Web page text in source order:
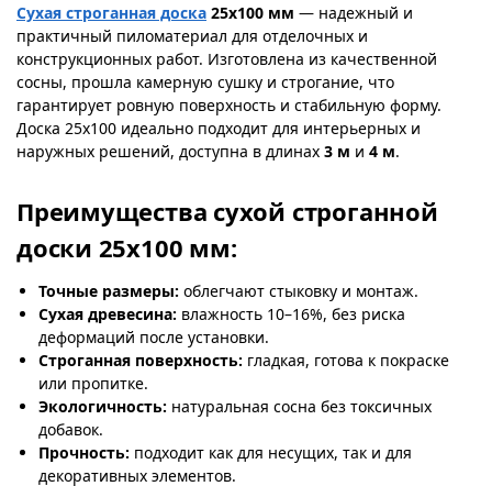
Сухая строганная доска 25х100 мм — надежный и
практичный пиломатериал для отделочных и
конструкционных работ. Изготовлена из качественной
сосны, прошла камерную сушку и строгание, что
гарантирует ровную поверхность и стабильную форму.
Доска 25х100 идеально подходит для интерьерных и
наружных решений, доступна в длинах 3 м и 4 м.
Преимущества сухой строганной
доски 25х100 мм:
Точные размеры: облегчают стыковку и монтаж.
Сухая древесина: влажность 10–16%, без риска
деформаций после установки.
Строганная поверхность: гладкая, готова к покраске
или пропитке.
Экологичность: натуральная сосна без токсичных
добавок.
Прочность: подходит как для несущих, так и для
декоративных элементов.